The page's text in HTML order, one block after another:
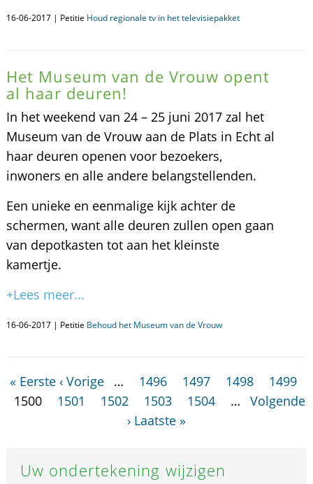
16-06-2017 | Petitie Houd regionale tv in het televisiepakket
Het Museum van de Vrouw opent
al haar deuren!
In het weekend van 24 – 25 juni 2017 zal het
Museum van de Vrouw aan de Plats in Echt al
haar deuren openen voor bezoekers,
inwoners en alle andere belangstellenden.
Een unieke en eenmalige kijk achter de
schermen, want alle deuren zullen open gaan
van depotkasten tot aan het kleinste
kamertje.
+Lees meer...
16-06-2017 | Petitie Behoud het Museum van de Vrouw
« Eerste ‹ Vorige … 1496 1497 1498
1499
1500
1501 1502 1503 1504 …
Volgende
› Laatste »
Uw ondertekening wijzigen